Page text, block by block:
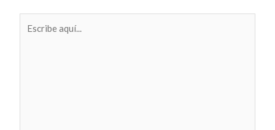
aquí...